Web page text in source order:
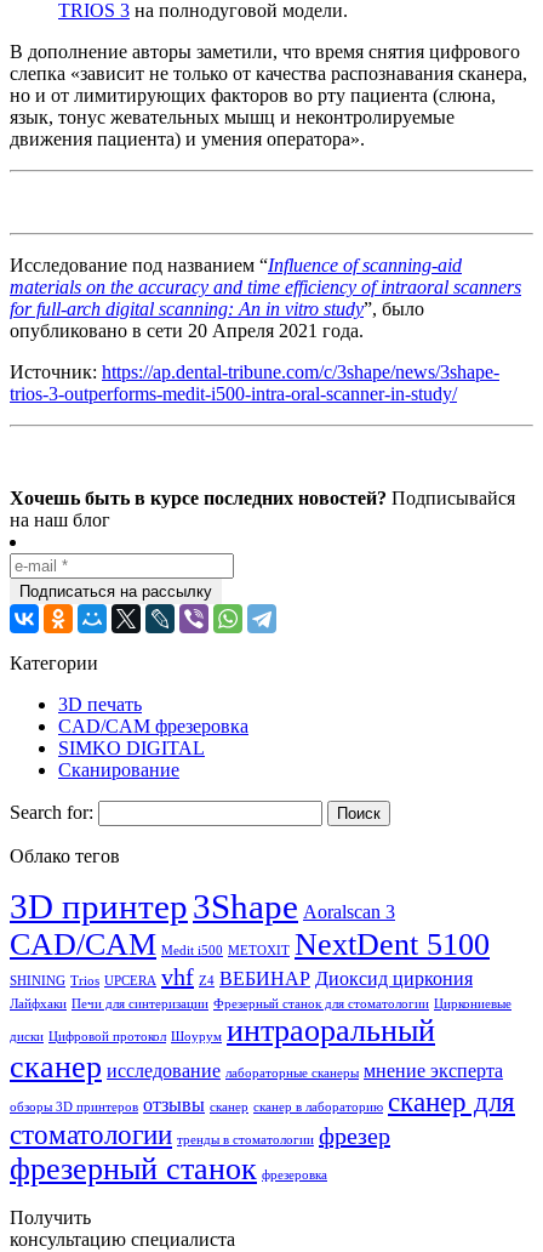
TRIOS 3 на полнодуговой модели.
В дополнение авторы заметили, что время снятия цифрового
слепка «зависит не только от качества распознавания сканера,
но и от лимитирующих факторов во рту пациента (слюна,
язык, тонус жевательных мышц и неконтролируемые
движения пациента) и умения оператора».
Исследование под названием “Influence of scanning-aid
materials on the accuracy and time efficiency of intraoral scanners
for full-arch digital scanning: An in vitro study”, было
опубликовано в сети 20 Апреля 2021 года.
Источник: https://ap.dental-tribune.com/c/3shape/news/3shape-
trios-3-outperforms-medit-i500-intra-oral-scanner-in-study/
Хочешь быть в курсе последних новостей? Подписывайся
на наш блог
Категории
3D печать
CAD/CAM фрезеровка
SIMKO DIGITAL
Сканирование
Search for:
Облако тегов
3D принтер3Shape Aoralscan 3
CAD/CAM Medit i500 METOXIT NextDent 5100
SHINING Trios UPCERA vhf Z4 ВЕБИНАР Диоксид циркония
Лайфхаки Печи для синтеризации Фрезерный станок для стоматологии Циркониевые
диски Цифровой протокол Шоурум интраоральный
сканер исследование лабораторные сканеры мнение эксперта
обзоры 3D принтеров отзывы сканер сканер в лабораторию сканер для
стоматологии тренды в стоматологии фрезер
фрезерный станок фрезеровка
Получить
консультацию специалиста